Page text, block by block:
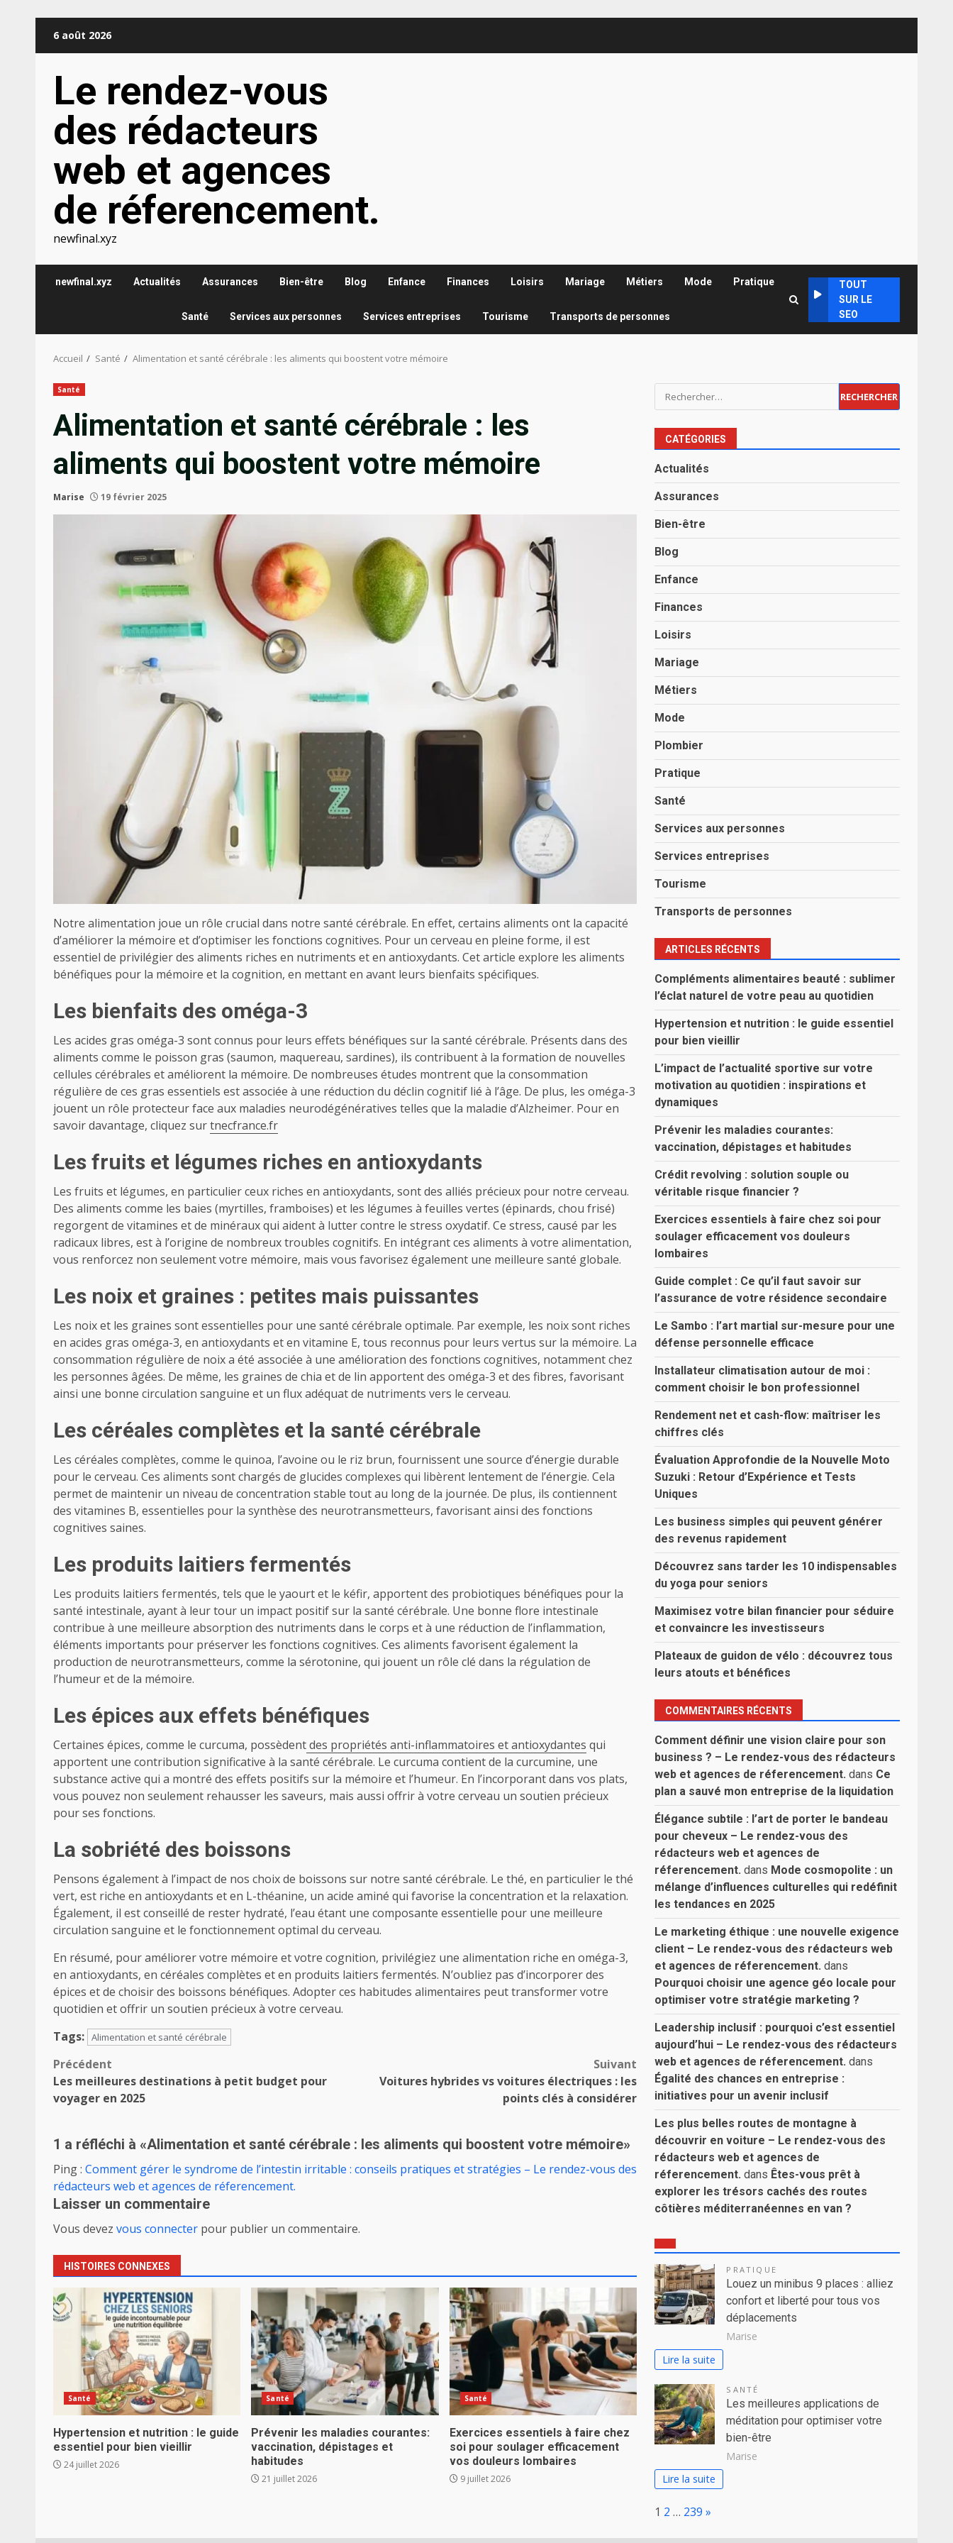
6 août 2026
Le rendez-vous
des rédacteurs
web et agences
de réferencement.
newfinal.xyz
newfinal.xyz Actualités Assurances Bien-être Blog Enfance Finances Loisirs Mariage Métiers Mode Pratique
Santé Services aux personnes Services entreprises Tourisme Transports de personnes
TOUT
SUR LE
SEO
Accueil Santé Alimentation et santé cérébrale : les aliments qui boostent votre mémoire
Santé
Alimentation et santé cérébrale : les
aliments qui boostent votre mémoire
Marise 19 février 2025
Notre alimentation joue un rôle crucial dans notre santé cérébrale. En effet, certains aliments ont la capacité
d’améliorer la mémoire et d’optimiser les fonctions cognitives. Pour un cerveau en pleine forme, il est
essentiel de privilégier des aliments riches en nutriments et en antioxydants. Cet article explore les aliments
bénéfiques pour la mémoire et la cognition, en mettant en avant leurs bienfaits spécifiques.
Les bienfaits des oméga-3
Les acides gras oméga-3 sont connus pour leurs effets bénéfiques sur la santé cérébrale. Présents dans des
aliments comme le poisson gras (saumon, maquereau, sardines), ils contribuent à la formation de nouvelles
cellules cérébrales et améliorent la mémoire. De nombreuses études montrent que la consommation
régulière de ces gras essentiels est associée à une réduction du déclin cognitif lié à l’âge. De plus, les oméga-3
jouent un rôle protecteur face aux maladies neurodégénératives telles que la maladie d’Alzheimer. Pour en
savoir davantage, cliquez surtnecfrance.fr
Les fruits et légumes riches en antioxydants
Les fruits et légumes, en particulier ceux riches en antioxydants, sont des alliés précieux pour notre cerveau.
Des aliments comme les baies (myrtilles, framboises) et les légumes à feuilles vertes (épinards, chou frisé)
regorgent de vitamines et de minéraux qui aident à lutter contre le stress oxydatif. Ce stress, causé par les
radicaux libres, est à l’origine de nombreux troubles cognitifs. En intégrant ces aliments à votre alimentation,
vous renforcez non seulement votre mémoire, mais vous favorisez également une meilleure santé globale.
Les noix et graines : petites mais puissantes
Les noix et les graines sont essentielles pour une santé cérébrale optimale. Par exemple, les noix sont riches
en acides gras oméga-3, en antioxydants et en vitamine E, tous reconnus pour leurs vertus sur la mémoire. La
consommation régulière de noix a été associée à une amélioration des fonctions cognitives, notamment chez
les personnes âgées. De même, les graines de chia et de lin apportent des oméga-3 et des fibres, favorisant
ainsi une bonne circulation sanguine et un flux adéquat de nutriments vers le cerveau.
Les céréales complètes et la santé cérébrale
Les céréales complètes, comme le quinoa, l’avoine ou le riz brun, fournissent une source d’énergie durable
pour le cerveau. Ces aliments sont chargés de glucides complexes qui libèrent lentement de l’énergie. Cela
permet de maintenir un niveau de concentration stable tout au long de la journée. De plus, ils contiennent
des vitamines B, essentielles pour la synthèse des neurotransmetteurs, favorisant ainsi des fonctions
cognitives saines.
Les produits laitiers fermentés
Les produits laitiers fermentés, tels que le yaourt et le kéfir, apportent des probiotiques bénéfiques pour la
santé intestinale, ayant à leur tour un impact positif sur la santé cérébrale. Une bonne flore intestinale
contribue à une meilleure absorption des nutriments dans le corps et à une réduction de l’inflammation,
éléments importants pour préserver les fonctions cognitives. Ces aliments favorisent également la
production de neurotransmetteurs, comme la sérotonine, qui jouent un rôle clé dans la régulation de
l’humeur et de la mémoire.
Les épices aux effets bénéfiques
Certaines épices, comme le curcuma, possèdentdes propriétés anti-inflammatoires et antioxydantes qui
apportent une contribution significative à la santé cérébrale. Le curcuma contient de la curcumine, une
substance active qui a montré des effets positifs sur la mémoire et l’humeur. En l’incorporant dans vos plats,
vous pouvez non seulement rehausser les saveurs, mais aussi offrir à votre cerveau un soutien précieux
pour ses fonctions.
La sobriété des boissons
Pensons également à l’impact de nos choix de boissons sur notre santé cérébrale. Le thé, en particulier le thé
vert, est riche en antioxydants et en L-théanine, un acide aminé qui favorise la concentration et la relaxation.
Également, il est conseillé de rester hydraté, l’eau étant une composante essentielle pour une meilleure
circulation sanguine et le fonctionnement optimal du cerveau.
En résumé, pour améliorer votre mémoire et votre cognition, privilégiez une alimentation riche en oméga-3,
en antioxydants, en céréales complètes et en produits laitiers fermentés. N’oubliez pas d’incorporer des
épices et de choisir des boissons bénéfiques. Adopter ces habitudes alimentaires peut transformer votre
quotidien et offrir un soutien précieux à votre cerveau.
Tags: Alimentation et santé cérébrale
Navigation
d’article
Précédent
Les meilleures destinations à petit budget pour
voyager en 2025
Suivant
Voitures hybrides vs voitures électriques : les
points clés à considérer
1 a réfléchi à «Alimentation et santé cérébrale : les aliments qui boostent votre mémoire»
Ping : Comment gérer le syndrome de l’intestin irritable : conseils pratiques et stratégies – Le rendez-vous des
rédacteurs web et agences de réferencement.
Laisser un commentaire
Vous devez vous connecter pour publier un commentaire.
HISTOIRES CONNEXES
Santé
Hypertension et nutrition : le guide
essentiel pour bien vieillir
24 juillet 2026
Santé
Prévenir les maladies courantes:
vaccination, dépistages et
habitudes
21 juillet 2026
Santé
Exercices essentiels à faire chez
soi pour soulager efficacement
vos douleurs lombaires
9 juillet 2026
Rechercher :
CATÉGORIES
Actualités
Assurances
Bien-être
Blog
Enfance
Finances
Loisirs
Mariage
Métiers
Mode
Plombier
Pratique
Santé
Services aux personnes
Services entreprises
Tourisme
Transports de personnes
ARTICLES RÉCENTS
Compléments alimentaires beauté : sublimer
l’éclat naturel de votre peau au quotidien
Hypertension et nutrition : le guide essentiel
pour bien vieillir
L’impact de l’actualité sportive sur votre
motivation au quotidien : inspirations et
dynamiques
Prévenir les maladies courantes:
vaccination, dépistages et habitudes
Crédit revolving : solution souple ou
véritable risque financier ?
Exercices essentiels à faire chez soi pour
soulager efficacement vos douleurs
lombaires
Guide complet : Ce qu’il faut savoir sur
l’assurance de votre résidence secondaire
Le Sambo : l’art martial sur-mesure pour une
défense personnelle efficace
Installateur climatisation autour de moi :
comment choisir le bon professionnel
Rendement net et cash-flow: maîtriser les
chiffres clés
Évaluation Approfondie de la Nouvelle Moto
Suzuki : Retour d’Expérience et Tests
Uniques
Les business simples qui peuvent générer
des revenus rapidement
Découvrez sans tarder les 10 indispensables
du yoga pour seniors
Maximisez votre bilan financier pour séduire
et convaincre les investisseurs
Plateaux de guidon de vélo : découvrez tous
leurs atouts et bénéfices
COMMENTAIRES RÉCENTS
Comment définir une vision claire pour son
business ? – Le rendez-vous des rédacteurs
web et agences de réferencement. dans Ce
plan a sauvé mon entreprise de la liquidation
Élégance subtile : l’art de porter le bandeau
pour cheveux – Le rendez-vous des
rédacteurs web et agences de
réferencement. dans Mode cosmopolite : un
mélange d’influences culturelles qui redéfinit
les tendances en 2025
Le marketing éthique : une nouvelle exigence
client – Le rendez-vous des rédacteurs web
et agences de réferencement. dans
Pourquoi choisir une agence géo locale pour
optimiser votre stratégie marketing ?
Leadership inclusif : pourquoi c’est essentiel
aujourd’hui – Le rendez-vous des rédacteurs
web et agences de réferencement. dans
Égalité des chances en entreprise :
initiatives pour un avenir inclusif
Les plus belles routes de montagne à
découvrir en voiture – Le rendez-vous des
rédacteurs web et agences de
réferencement. dans Êtes-vous prêt à
explorer les trésors cachés des routes
côtières méditerranéennes en van ?
PRATIQUE
Louez un minibus 9 places : alliez
confort et liberté pour tous vos
déplacements
Marise
Lire la suite
SANTÉ
Les meilleures applications de
méditation pour optimiser votre
bien-être
Marise
Lire la suite
Page:
1 2 … 239 Next
»